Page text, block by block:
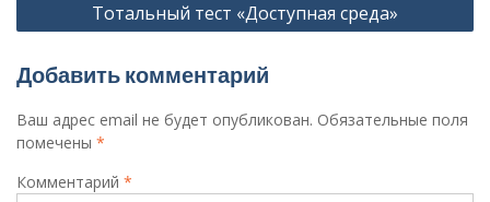
записямТотальный тест «Доступная среда»
Добавить комментарий
Ваш адрес email не будет опубликован. Обязательные поля
помечены *
Комментарий *